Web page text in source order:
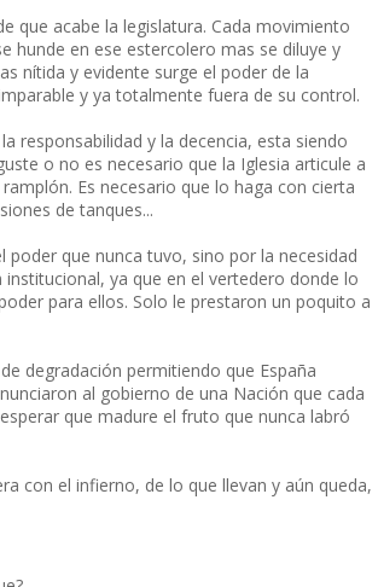
que acabe la legislatura. Cada movimiento
hunde en ese estercolero mas se diluye y
nítida y evidente surge el poder de la
y ya totalmente fuera de su control.
responsabilidad y la decencia, esta siendo
o no es necesario que la Iglesia articule a
Es necesario que lo haga con cierta
de tanques...
que nunca tuvo, sino por la necesidad
ya que en el vertedero donde lo
para ellos. Solo le prestaron un poquito a
degradación permitiendo que España
al gobierno de una Nación que cada
que madure el fruto que nunca labró
con el infierno, de lo que llevan y aún queda,